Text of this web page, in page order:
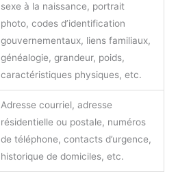
sexe à la naissance, portrait
photo, codes d’identification
gouvernementaux, liens familiaux,
généalogie, grandeur, poids,
caractéristiques physiques, etc.
Adresse courriel, adresse
résidentielle ou postale, numéros
de téléphone, contacts d’urgence,
historique de domiciles, etc.